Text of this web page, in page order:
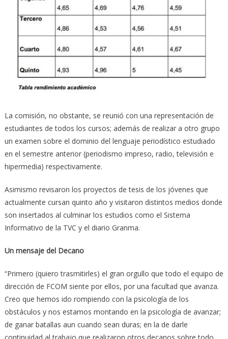
La comisión, no obstante, se reunió con una representación de
estudiantes de todos los cursos; además de realizar a otro grupo
un examen sobre el dominio del lenguaje periodístico estudiado
en el semestre anterior (periodismo impreso, radio, televisión e
hipermedia) respectivamente.
Asimismo revisaron los proyectos de tesis de los jóvenes que
actualmente cursan quinto año y visitaron distintos medios donde
son insertados al culminar los estudios como el Sistema
Informativo de la TVC y el diario Granma.
Un mensaje del Decano
“Primero (quiero trasmitirles) el gran orgullo que todo el equipo de
dirección de FCOM siente por ellos, por una facultad que avanza.
Creo que hemos ido rompiendo con la psicología de los
obstáculos y nos estamos montando en la psicología de avanzar;
de ganar batallas aun cuando sean duras; en la de darle